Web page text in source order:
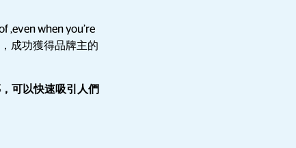
,even when you’re
成功獲得品牌主的
可以快速吸引人們